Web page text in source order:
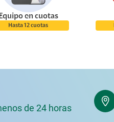
en cuotas
Hasta 12 cuotas
de 24 horas